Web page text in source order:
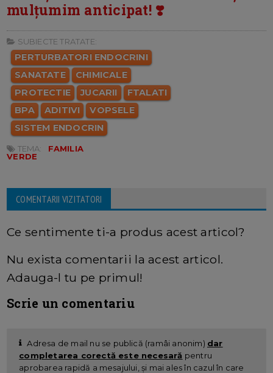
mulțumim anticipat! ❣️
SUBIECTE TRATATE:
PERTURBATORI ENDOCRINI
SANATATE
CHIMICALE
PROTECTIE
JUCARII
FTALATI
BPA
ADITIVI
VOPSELE
SISTEM ENDOCRIN
TEMA:
FAMILIA
VERDE
COMENTARII VIZITATORI
Ce sentimente ti-a produs acest articol?
Nu exista comentarii la acest articol.
Adauga-l tu pe primul!
Scrie un comentariu
Adresa de mail nu se publică (ramâi anonim) dar
completarea corectă este necesară pentru
aprobarea rapidă a mesajului, și mai ales în cazul în care